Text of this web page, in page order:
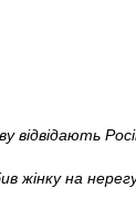
відвідають
жінку на